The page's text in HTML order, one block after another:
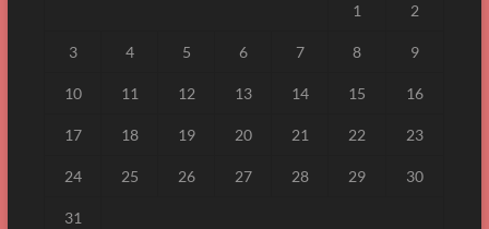
1 2
3 4 5 6 7 8 9
10 11 12 13 14 15 16
17 18 19 20 21 22 23
24 25 26 27 28 29 30
31